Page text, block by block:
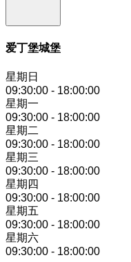
爱丁堡城堡
星期日
09:30:00 - 18:00:00
星期一
09:30:00 - 18:00:00
星期二
09:30:00 - 18:00:00
星期三
09:30:00 - 18:00:00
星期四
09:30:00 - 18:00:00
星期五
09:30:00 - 18:00:00
星期六
09:30:00 - 18:00:00